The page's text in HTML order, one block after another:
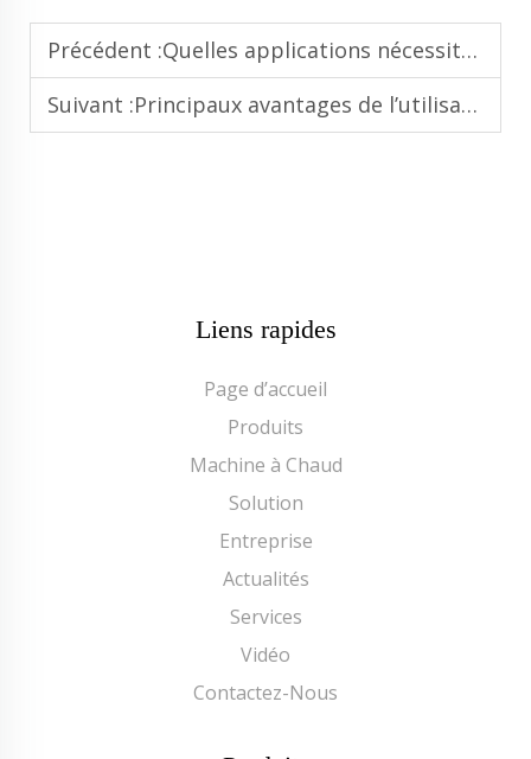
Précédent :Quelles applications nécessitent des systèmes de remplissage haute vitesse pour boissons gazeuses
Suivant :Principaux avantages de l’utilisation de machines entièrement automatiques de traitement d’eau minérale
Liens rapides
Page d’accueil
Produits
Machine à Chaud
Solution
Entreprise
Actualités
Services
Vidéo
Contactez-Nous